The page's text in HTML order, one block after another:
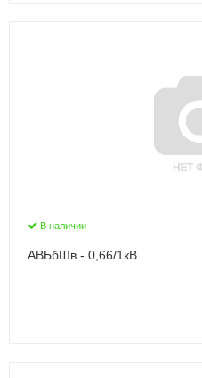
В наличии
АВБбШв - 0,66/1кВ